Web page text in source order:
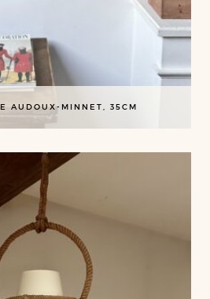
AUDOUX-MINNET, 35CM